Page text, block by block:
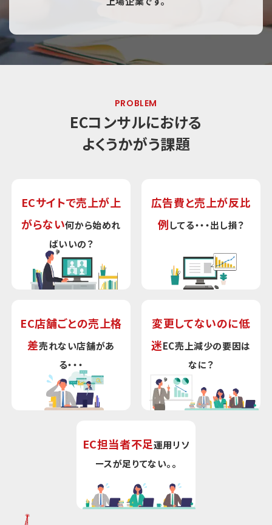
PROBLEM
ECコンサルにおける
よくうかがう課題
ECサイトで売上が上
がらない何から始めれ
ばいいの？
広告費と売上が反比
例してる・・・出し損？
EC店舗ごとの売上格
差売れない店舗があ
る・・・
変更してないのに低
迷EC売上減少の要因は
なに？
EC担当者不足運用リソ
ースが足りてない。。